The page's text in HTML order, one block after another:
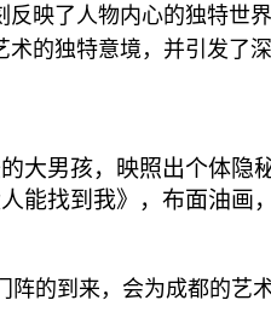
反映了人物内心的独特世
的独特意境，并引发了深
大男孩，映照出个体隐
能找到我》，布面油画
阵的到来，会为成都的艺